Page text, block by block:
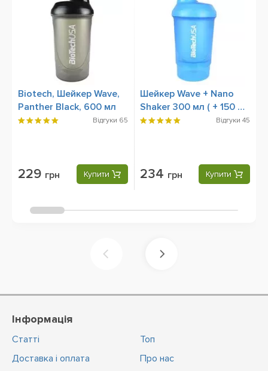
Biotech, Шейкер Wave,
Panther Black, 600 мл
Відгуки 65
229 грн Купити
Шейкер Wave + Nano
Shaker 300 мл ( + 150 мл
) Schocking Blue
Відгуки 45
234 грн Купити
Інформація
Статті
Доставка і оплата
Топ
Про нас